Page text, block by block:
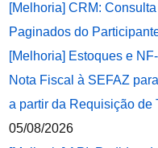
[Melhoria] CRM:
Paginados do
[Melhoria] Estoques e
Nota Fiscal à SEFAZ
a partir da Requisição de
05/08/2026